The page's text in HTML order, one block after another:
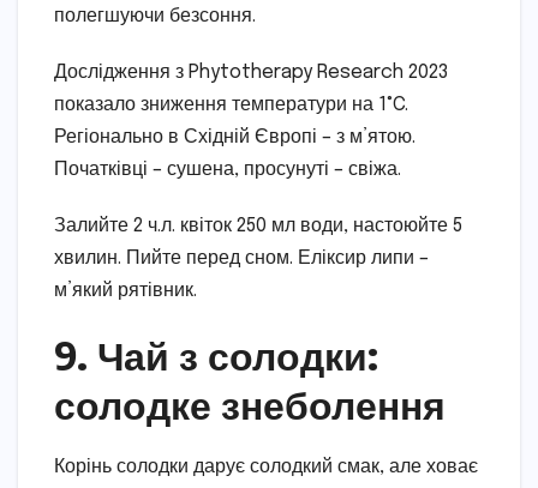
полегшуючи безсоння.
Дослідження з Phytotherapy Research 2023
показало зниження температури на 1°C.
Регіонально в Східній Європі – з м’ятою.
Початківці – сушена, просунуті – свіжа.
Залийте 2 ч.л. квіток 250 мл води, настоюйте 5
хвилин. Пийте перед сном. Еліксир липи –
м’який рятівник.
9. Чай з солодки:
солодке знеболення
Корінь солодки дарує солодкий смак, але ховає